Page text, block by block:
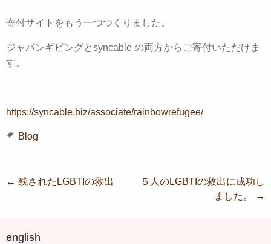
寄付サイトをもう一つつくりました。
ジャパンギビングとsyncable の両方からご寄付いただけま
す。
https://syncable.biz/associate/rainbowrefugee/
Blog
投稿ナビゲーション
← 残されたLGBTIの救出
５人のLGBTIの救出に成功し
ました。
→
english